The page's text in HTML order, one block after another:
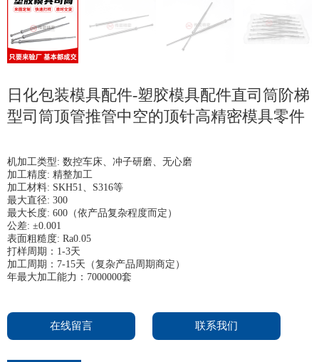
日化包装模具配件-塑胶模具配件直司筒阶梯
型司筒顶管推管中空的顶针高精密模具零件
机加工类型: 数控车床、冲子研磨、无心磨
加工精度: 精整加工
加工材料: SKH51、S316等
最大直径: 300
最大长度: 600（依产品复杂程度而定）
公差: ±0.001
表面粗糙度: Ra0.05
打样周期：1-3天
加工周期：7-15天（复杂产品周期商定）
年最大加工能力：7000000套
在线留言 联系我们